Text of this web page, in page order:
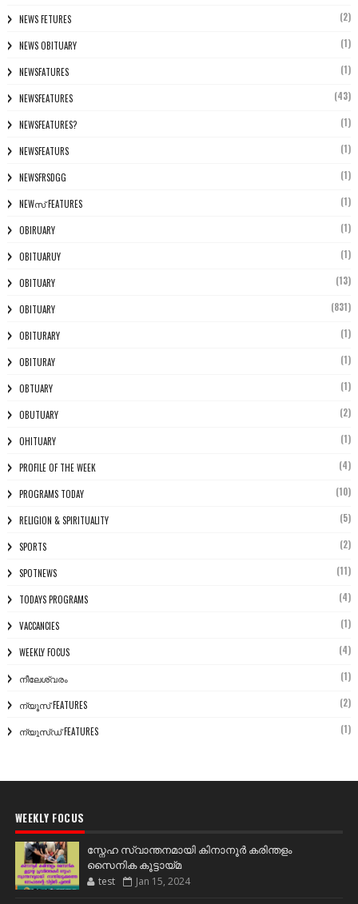
NEWS FETURES (2)
NEWS OBITUARY (1)
NEWSFATURES (1)
NEWSFEATURES (43)
NEWSFEATURES? (1)
NEWSFEATURS (1)
NEWSFRSDGG (1)
NEWസ് FEATURES (1)
OBIRUARY (1)
OBITUARUY (1)
OBITUARY (13)
OBITUARY (831)
OBITURARY (1)
OBITURAY (1)
OBTUARY (1)
OBUTUARY (2)
OHITUARY (1)
PROFILE OF THE WEEK (4)
PROGRAMS TODAY (10)
RELIGION & SPIRITUALITY (5)
SPORTS (2)
SPOTNEWS (11)
TODAYS PROGRAMS (4)
VACCANCIES (1)
WEEKLY FOCUS (4)
നീലേശ്വരം (1)
ന്യൂസ് FEATURES (2)
ന്യൂസ്ഡ് FEATURES (1)
WEEKLY FOCUS
സ്നേഹ സ്വാന്തനമായി കിനാനൂർ കരിന്തളം
സൈനിക കൂട്ടായ്മ
test Jan 15, 2024